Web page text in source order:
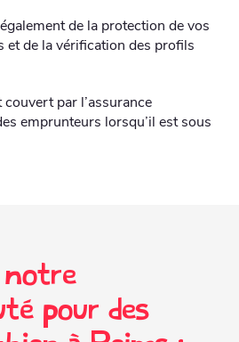
de la protection de vos
et de la vérification des profils
par l’assurance
emprunteurs lorsqu’il est sous
notre
pour des